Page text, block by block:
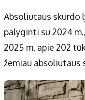
Absoliutaus skurdo
palyginti su 2024
2025 m. apie 202
žemiau absoliutaus